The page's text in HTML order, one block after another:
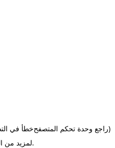
خطأ في(راجع وحدة تحكم المتصفح
لمزيد من.